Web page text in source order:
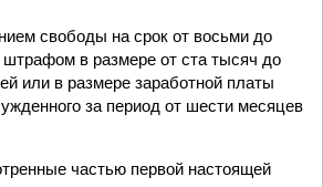
свободы на срок от восьми до
в размере от ста тысяч до
или в размере заработной платы
за период от шести месяцев
частью первой настоящей